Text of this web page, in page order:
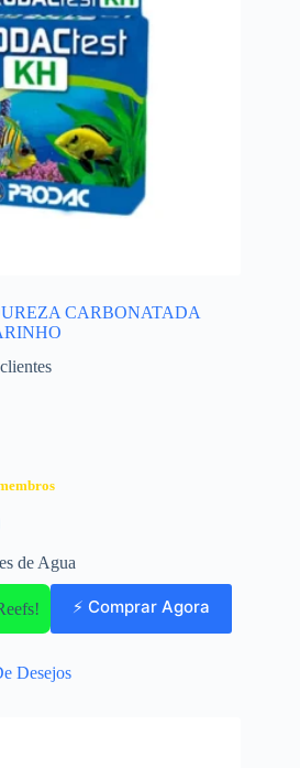
CARBONATADA
de Agua
⚡ Comprar Agora
Desejos